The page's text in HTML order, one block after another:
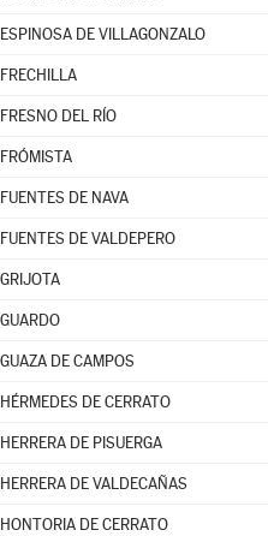
ESPINOSA DE VILLAGONZALO
FRECHILLA
FRESNO DEL RÍO
FRÓMISTA
FUENTES DE NAVA
FUENTES DE VALDEPERO
GRIJOTA
GUARDO
GUAZA DE CAMPOS
HÉRMEDES DE CERRATO
HERRERA DE PISUERGA
HERRERA DE VALDECAÑAS
HONTORIA DE CERRATO